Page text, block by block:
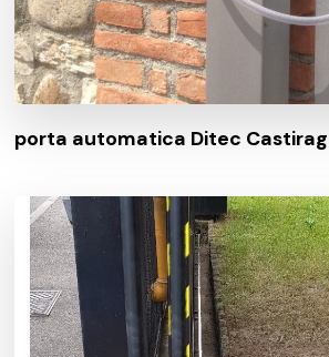
porta automatica Ditec